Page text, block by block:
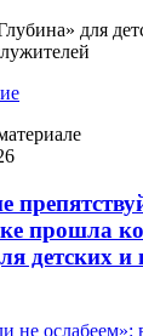
для
прошла
детских и